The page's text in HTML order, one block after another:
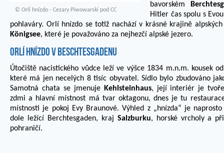
© Orlí hnízdo - Cezary Piwowarski pod CC
bavorském
Hitler čas spolu s
pohlaváry. Orlí hnízdo se totiž nachází v krásné krajině
Königsee, které je považováno za nejhezčí alpské jezero.
Orlí hnízdo v Beschtesgadenu
Útočiště nacistického vůdce leží ve výšce 1834 m.n.m. kousek
které má jen necelých 8 tisíc obyvatel. Sídlo bylo zbudováno
Samotná chata se jmenuje Kehlsteinhaus, její interiér je
zdmi a hlavní místnost má tvar oktagonu, dnes je tu
místnosti je pokoj Evy Braunové. Výhled z „hnízda“ je
dole ležící Berchtesgaden, kraj Salzburku,
horské vrcholy a
pohraničí.